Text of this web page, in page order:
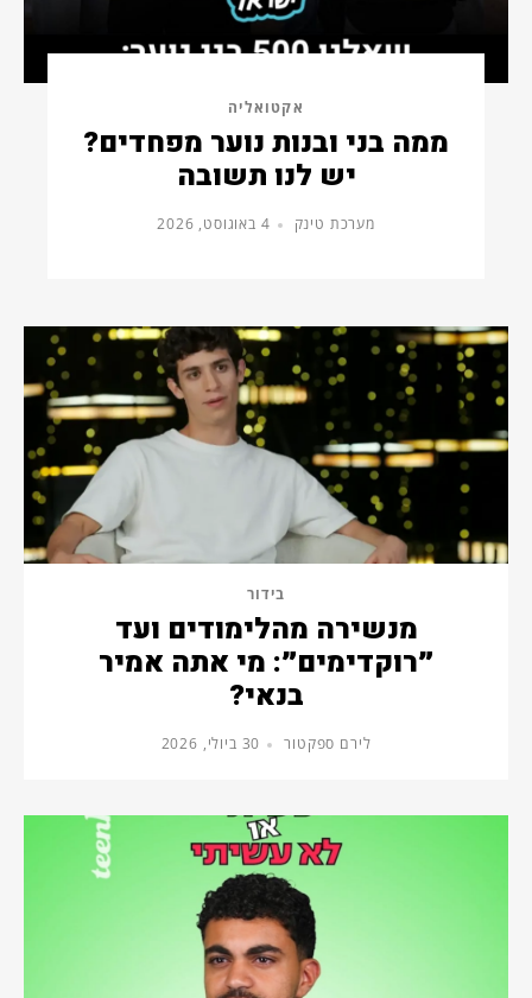
אקטואליה
ממה בני ובנות נוער מפחדים?
יש לנו תשובה
מערכת טינק 4 באוגוסט, 2026
בידור
מנשירה מהלימודים ועד
״רוקדימים״: מי אתה אמיר
בנאי?
לירם ספקטור 30 ביולי, 2026